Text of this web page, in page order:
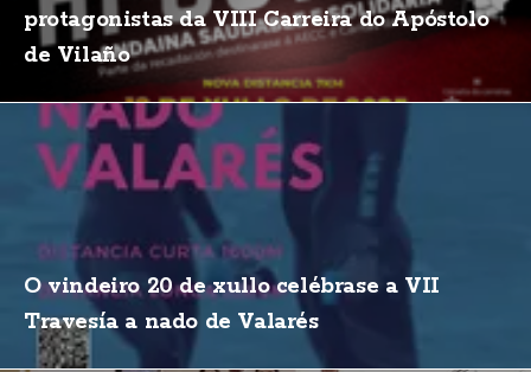
protagonistas da VIII Carreira do Apóstolo
de Vilaño
O vindeiro 20 de xullo celébrase a VII
Travesía a nado de Valarés